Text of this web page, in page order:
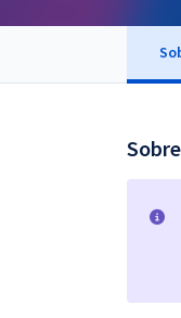
Questões grátis